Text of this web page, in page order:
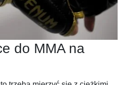
do MMA na